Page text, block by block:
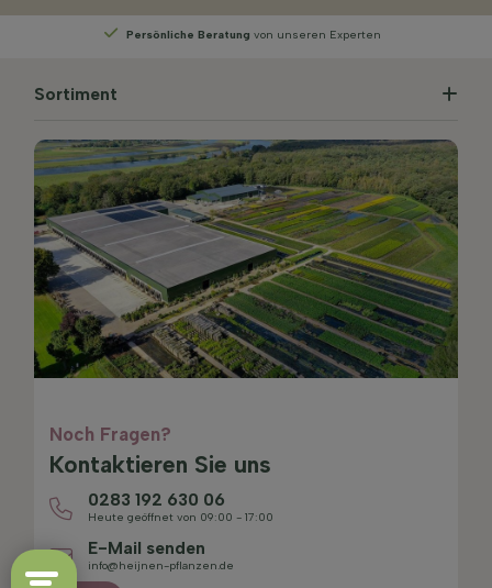
Persönliche Beratung von unseren Experten
Sortiment
Noch Fragen?
Kontaktieren Sie uns
0283 192 630 06
Heute geöffnet von 09:00 - 17:00
E-Mail senden
info@heijnen-pflanzen.de